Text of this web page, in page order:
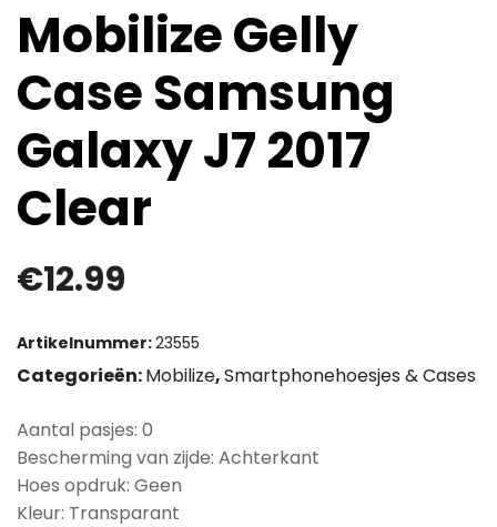
Mobilize Gelly
Case Samsung
Galaxy J7 2017
Clear
€12.99
Artikelnummer:23555
Categorieën:Mobilize,Smartphonehoesjes & Cases
Aantal pasjes: 0
Bescherming van zijde: Achterkant
Hoes opdruk: Geen
Kleur: Transparant